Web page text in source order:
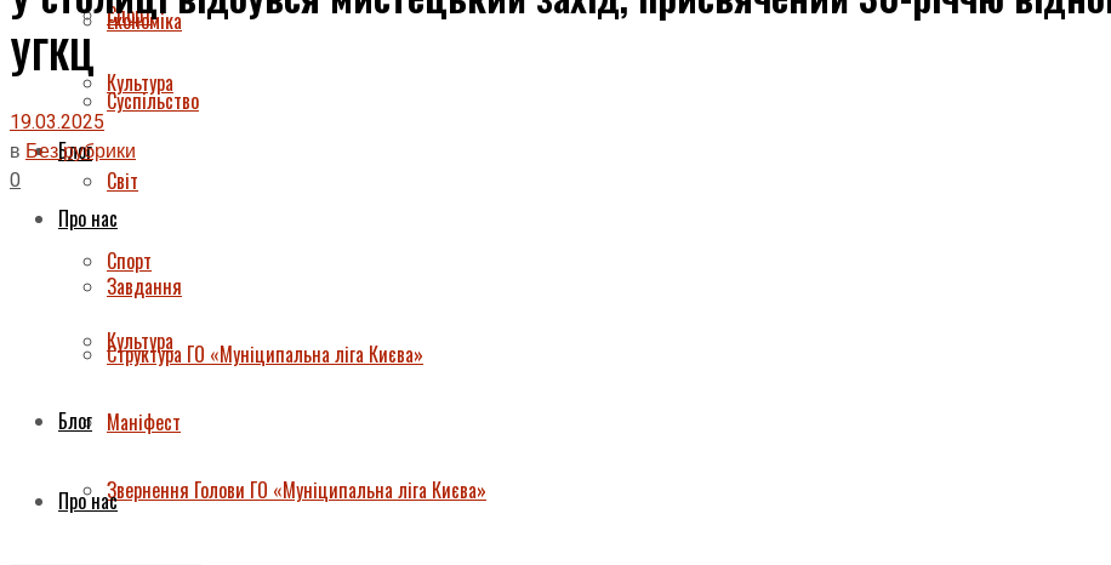
Спорт
Культура
Блог
Про нас
Завдання
Структура ГО «Муніципальна ліга Києва»
Маніфест
Звернення Голови ГО «Муніципальна ліга Києва»
Економіка
Суспільство
Світ
Спорт
Культура
Блог
Про нас
УГКЦ
19.03.2025
в Без рубрики
0